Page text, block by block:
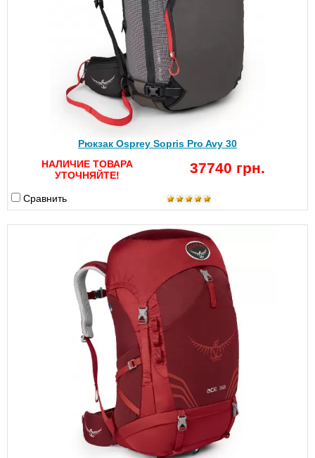
Рюкзак Osprey Sopris Pro Avy 30
НАЛИЧИЕ ТОВАРА
УТОЧНЯЙТЕ!
37740 грн.
Сравнить